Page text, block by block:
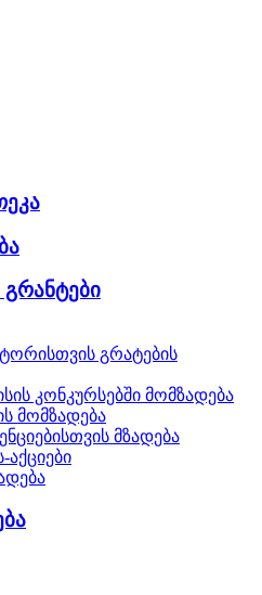
გრანტები
გრატების
კონკურსებში მომზადება
მომზადება
მზადება